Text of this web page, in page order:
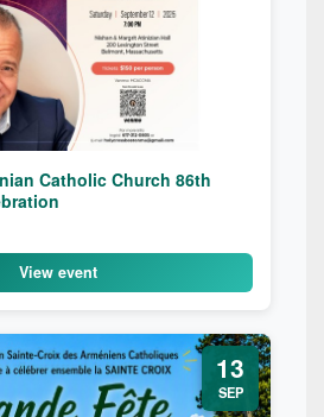
Catholic Church 86th
View event
13
SEP